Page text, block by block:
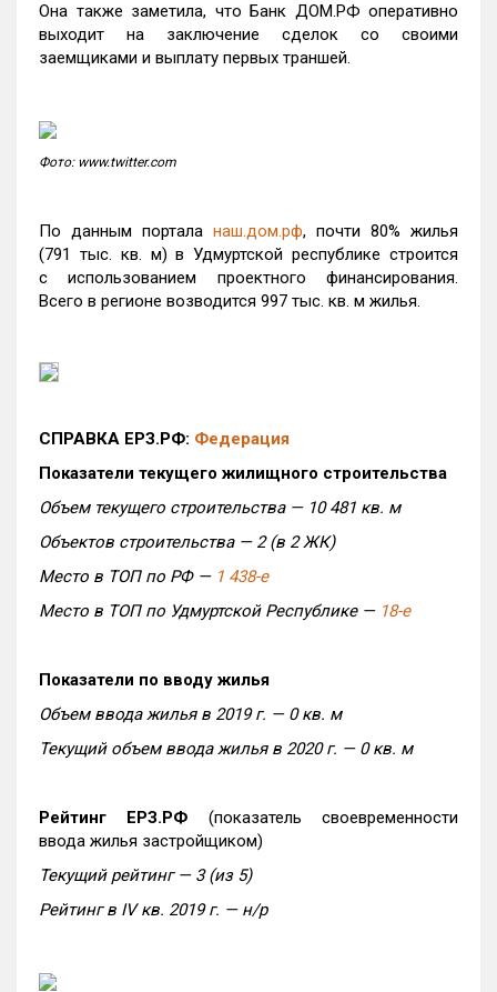
Она также заметила, что Банк ДОМ.РФ оперативно
выходит на заключение сделок со своими
заемщиками и выплату первых траншей.
Фото: www.twitter.com
По данным портала наш.дом.рф, почти 80% жилья
(791 тыс. кв. м) в Удмуртской республике строится
с использованием проектного финансирования.
Всего в регионе возводится 997 тыс. кв. м жилья.
СПРАВКА ЕРЗ.РФ: Федерация
Показатели текущего жилищного строительства
Объем текущего строительства — 10 481 кв. м
Объектов строительства — 2 (в 2 ЖК)
Место в ТОП по РФ — 1 438-е
Место в ТОП по Удмуртской Республике — 18-е
Показатели по вводу жилья
Объем ввода жилья в 2019 г. — 0 кв. м
Текущий объем ввода жилья в 2020 г. — 0 кв. м
Рейтинг ЕРЗ.РФ (показатель своевременности
ввода жилья застройщиком)
Текущий рейтинг — 3 (из 5)
Рейтинг в IVкв. 2019 г. — н/р